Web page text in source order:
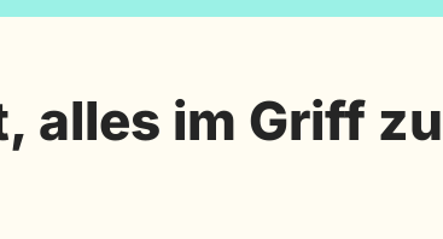
alles im Griff zu